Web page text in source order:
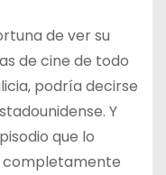
de ver su
de cine de todo
podría decirse
Y
que lo
completamente